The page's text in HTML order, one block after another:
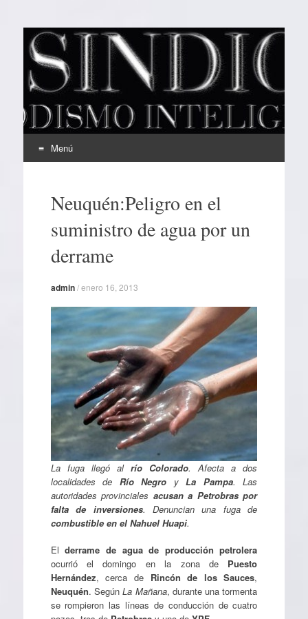
EL SINDICAL
Periodismo Inteligente
Menú
contenidoNeuquén:Peligro en el
suministro de agua por un
derrame
admin/enero 16, 2013
La fuga llegó al río Colorado. Afecta a dos
localidades de Río Negro yLa Pampa. Las
autoridades provinciales acusan a Petrobras por
falta de inversiones. Denuncian una fuga de
combustible en el Nahuel Huapi.
Elderrame de agua de producción petrolera
ocurrió el domingo en la zona de Puesto
Hernández, cerca de Rincón de los Sauces,
Neuquén. SegúnLa Mañana, durante una tormenta
se rompieron las líneas de conducción de cuatro